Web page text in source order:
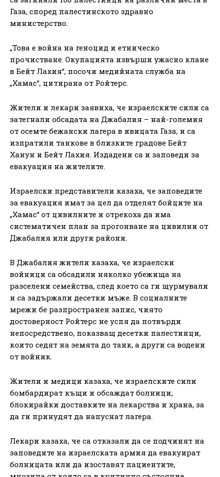
Газа, според палестинското здравно
министерство.
„Това е война на геноцид и етническо
прочистване. Окупацията извърши ужасно клане
в Бейт Лахия“, посочи медийната служба на
„Хамас“, цитирана от Ройтерс.
Жители и лекари заявиха, че израелските сили са
затегнали обсадата на Джабалия – най-големия
от осемте бежански лагера в ивицата Газа, и са
изпратили танкове в близките градове Бейт
Ханун и Бейт Лахия. Издадени са и заповеди за
евакуация на жителите.
Израелски представители казаха, че заповедите
за евакуация имат за цел да отделят бойците на
„Хамас“ от цивилните и отрекоха да има
систематичен план за прогонване на цивилни от
Джабалия или други райони.
В Джабалия жители казаха, че израелски
войници са обсадили няколко убежища на
разселени семейства, след което са ги щурмували
и са задържали десетки мъже. В социалните
мрежи бе разпространен запис, чиято
достоверност Ройтерс не успя да потвърди
непосредствено, показващ десетки палестинци,
които седят на земята до танк, а други са водени
от войник.
Жители и медици казаха, че израелските сили
бомбардират къщи и обсаждат болници,
блокирайки доставките на лекарства и храна, за
да ги принудят да напуснат лагера.
Лекари казаха, че са отказали да се подчинят на
заповедите на израелската армия да евакуират
болницата или да изоставят пациентите,